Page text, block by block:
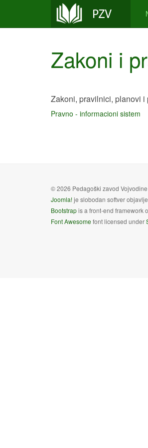
Zakoni i
Zakoni, pravilnici, planovi
Pravno - informacioni sistem
© 2026 Pedagoški zavod
Joomla!je slobodan softver
Bootstrapis a front-end framework
Font Awesomefont licensed under